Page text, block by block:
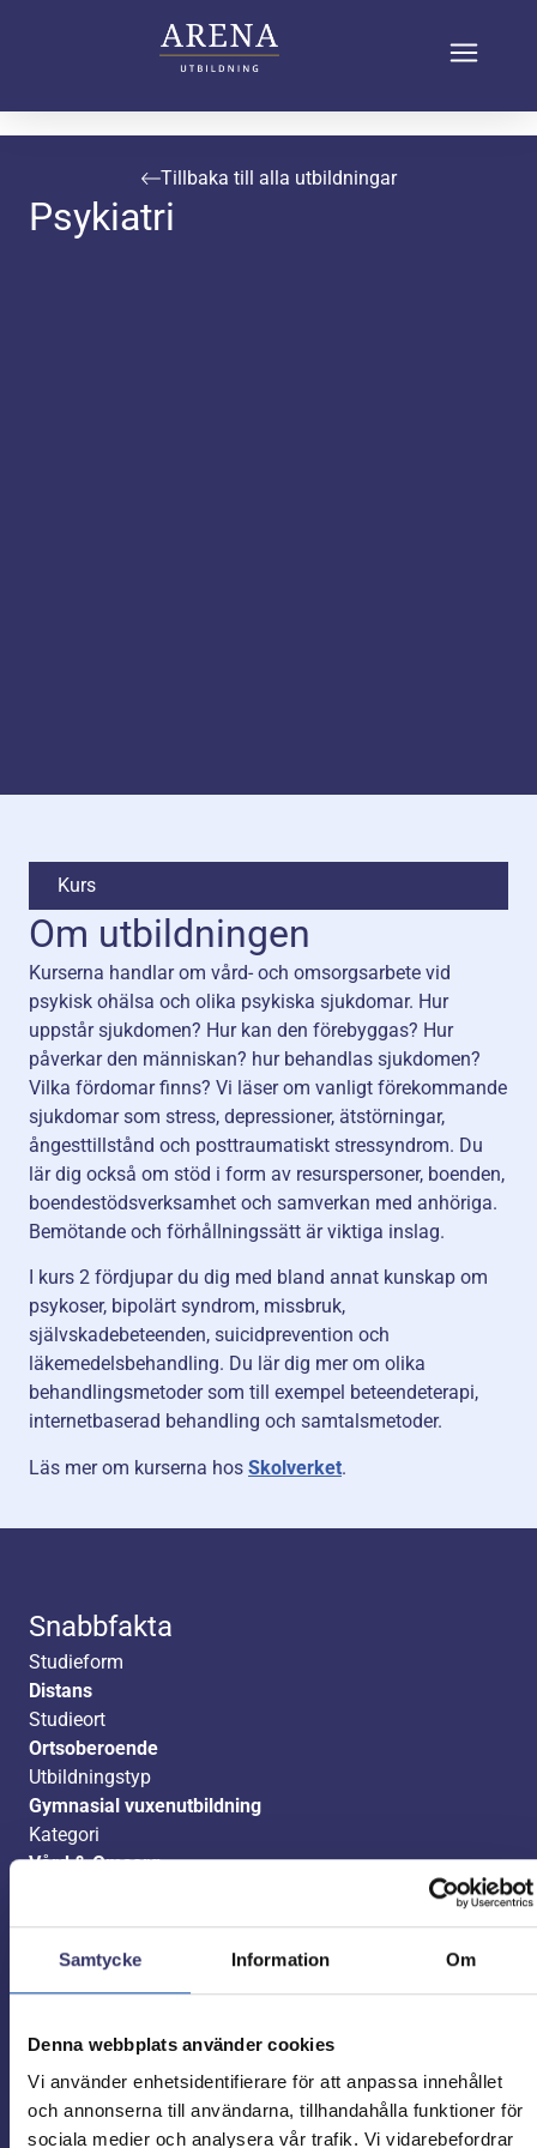
Samtycke Information Om
Denna webbplats använder cookies
Vi använder enhetsidentifierare för att anpassa innehållet
och annonserna till användarna, tillhandahålla funktioner för
sociala medier och analysera vår trafik. Vi vidarebefordrar
Tillbaka till alla utbildningar
Psykiatri
Kurs
Om utbildningen
Kurserna handlar om vård- och omsorgsarbete vid
psykisk ohälsa och olika psykiska sjukdomar. Hur
uppstår sjukdomen? Hur kan den förebyggas? Hur
påverkar den människan? hur behandlas sjukdomen?
Vilka fördomar finns? Vi läser om vanligt förekommande
sjukdomar som stress, depressioner, ätstörningar,
ångesttillstånd och posttraumatiskt stressyndrom. Du
lär dig också om stöd i form av resurspersoner, boenden,
boendestödsverksamhet och samverkan med anhöriga.
Bemötande och förhållningssätt är viktiga inslag.
I kurs 2 fördjupar du dig med bland annat kunskap om
psykoser, bipolärt syndrom, missbruk,
självskadebeteenden, suicidprevention och
läkemedelsbehandling. Du lär dig mer om olika
behandlingsmetoder som till exempel beteendeterapi,
internetbaserad behandling och samtalsmetoder.
Läs mer om kurserna hos Skolverket.
Snabbfakta
Studieform
Distans
Studieort
Ortsoberoende
Utbildningstyp
Gymnasial vuxenutbildning
Kategori
Vård & Omsorg
Valfri
Studietid
100 poäng
PSYPSY01, PSYPSY02
Ansök nu